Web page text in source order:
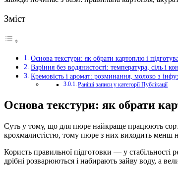
Зміст
Основа текстури: як обрати картоплю і
Варіння без водянистості: температура, сіль і
Кремовість і аромат: розминання, молоко з
Раніші записи у категорії Публікації
Основа текстури: як обрати
Суть у тому, що для пюре найкраще працюють
крохмалистістю, тому пюре з них виходить менш
Користь правильної підготовки — у стабільності
дрібні розварюються і набирають зайву воду, а